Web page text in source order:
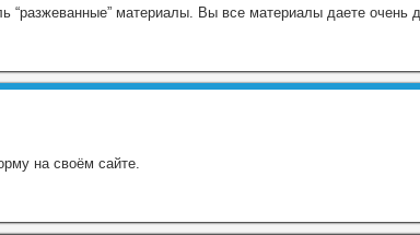
“разжеванные” материалы. Вы все материалы даете очень
на своём сайте.